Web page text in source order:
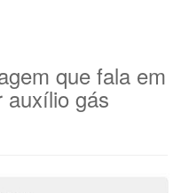
que fala em
auxílio gás